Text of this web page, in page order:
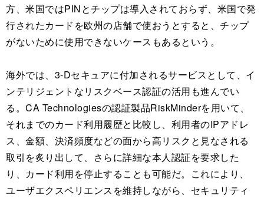
方、米国ではPINとチップは導入されておらず、米国で発
行されたカードを欧州の店舗で使おうとすると、チップ
がないために使用できないケースもあるという。
海外では、3-Dセキュアに付加されるサービスとして、イ
ンテリジェントなリスクベース認証の活用も進んでい
る。CA Technologiesの認証製品RiskMinderを用いて、
それまでのカード利用履歴と比較し、利用者のIPアドレ
ス、金額、決済頻度などの面から高リスクと見なされる
取引を炙り出して、さらに詳細な本人認証を要求した
り、カード利用を停止することも可能だ。これにより、
ユーザエクスペリエンスを維持しながら、セキュリティ